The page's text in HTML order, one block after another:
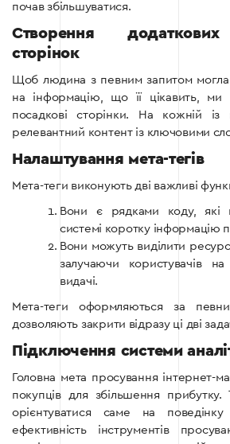
почав збільшуватися.
Створення
сторінок
Щоб людина з певним запитом
на інформацію, що її цікавить, ми
посадкові сторінки. На кожній із
релевантний контент із ключовими
Налаштування мета-тегів
Мета-теги виконують дві важливі
Вони є рядками коду, які
системі коротку інформацію
Вони можуть виділити
залучаючи користувачів
видачі.
Мета-теги оформляються за
дозволяють закрити відразу ці дві
Підключення системи
Головна мета просування інтернет-
покупців для збільшення прибутку.
орієнтуватися саме на
ефективність інструментів